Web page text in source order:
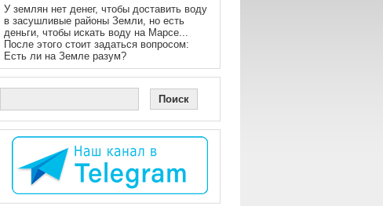
У землян нет денег, чтобы доставить воду
в засушливые районы Земли, но есть
деньги, чтобы искать воду на Марсе...
После этого стоит задаться вопросом:
Есть ли на Земле разум?